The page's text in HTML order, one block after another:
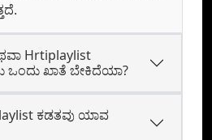
Hrtiplaylist
ಖಾತೆ ಬೇಕಿದೆಯಾ?
ಕಡತವು ಯಾವ